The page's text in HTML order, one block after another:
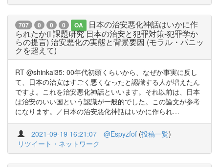
707 0 0 0 OA
日本の治安悪化神話はいかに作
られたか(I 課題研究 日本の治安と犯罪対策-犯罪学か
らの提言) 治安悪化の実態と背景要因 (モラル・パニッ
クを超えて)
RT @shinkai35: 00年代初頭くらいから、なぜか事実に反し
て、日本の治安はすごく悪くなったと認識する人が増えたん
ですよ。これを治安悪化神話といいます。それ以前は、日本
は治安のいい国という認識が一般的でした。この論文が参考
になります。／日本の治安悪化神話はいかに作られ…
2021-09-19 16:21:07 @Espyzfof (投稿一覧)
リツイート・ネットワーク